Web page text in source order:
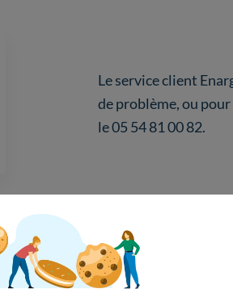
Le service client
de problème, ou
le 05 54 81 00 82.
Le siège social